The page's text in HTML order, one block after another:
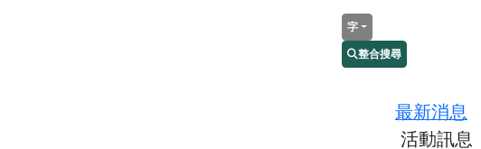
字
整合搜尋
最新消息
活動訊息